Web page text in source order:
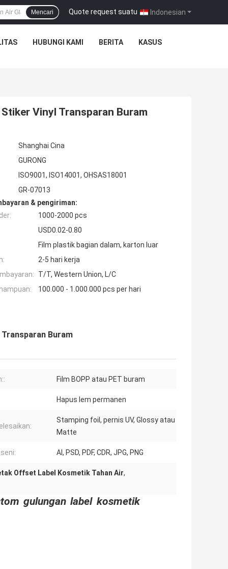
Indonesian
Quote request suatu |
Mencari
HUBUNGI KAMI BERITA KASUS
Vinyl Transparan Buram
Shanghai Cina
GURONG
ISO9001, ISO14001, OHSAS18001
GR-07013
& pengiriman:
1000-2000 pcs
USD0.02-0.80
Film plastik bagian dalam, karton luar
2-5 hari kerja
T/T, Western Union, L/C
100.000 - 1.000.000 pcs per hari
Buram
Film BOPP atau PET buram
Hapus lem permanen
Stamping foil, pernis UV, Glossy atau
Matte
AI, PSD, PDF, CDR, JPG, PNG
Offset Label Kosmetik Tahan Air,
gulungan label kosmetik